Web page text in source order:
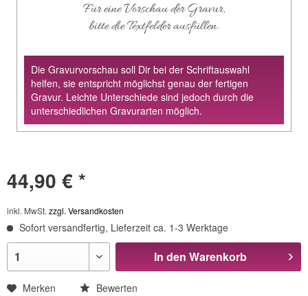
Für eine Vorschau der Gravur,
bitte die Textfelder ausfüllen.
Die Gravurvorschau soll Dir bei der Schriftauswahl
helfen, sie entspricht möglichst genau der fertigen
Gravur. Leichte Unterschiede sind jedoch durch die
unterschiedlichen Gravurarten möglich.
44,90 € *
inkl. MwSt. zzgl. Versandkosten
Sofort versandfertig, Lieferzeit ca. 1-3 Werktage
In den Warenkorb
Merken Bewerten